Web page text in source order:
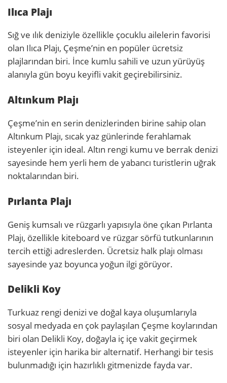
Ilıca Plajı
Sığ ve ılık deniziyle özellikle çocuklu ailelerin favorisi
olan Ilıca Plajı, Çeşme’nin en popüler ücretsiz
plajlarından biri. İnce kumlu sahili ve uzun yürüyüş
alanıyla gün boyu keyifli vakit geçirebilirsiniz.
Altınkum Plajı
Çeşme’nin en serin denizlerinden birine sahip olan
Altınkum Plajı, sıcak yaz günlerinde ferahlamak
isteyenler için ideal. Altın rengi kumu ve berrak denizi
sayesinde hem yerli hem de yabancı turistlerin uğrak
noktalarından biri.
Pırlanta Plajı
Geniş kumsalı ve rüzgarlı yapısıyla öne çıkan Pırlanta
Plajı, özellikle kiteboard ve rüzgar sörfü tutkunlarının
tercih ettiği adreslerden. Ücretsiz halk plajı olması
sayesinde yaz boyunca yoğun ilgi görüyor.
Delikli Koy
Turkuaz rengi denizi ve doğal kaya oluşumlarıyla
sosyal medyada en çok paylaşılan Çeşme koylarından
biri olan Delikli Koy, doğayla iç içe vakit geçirmek
isteyenler için harika bir alternatif. Herhangi bir tesis
bulunmadığı için hazırlıklı gitmenizde fayda var.